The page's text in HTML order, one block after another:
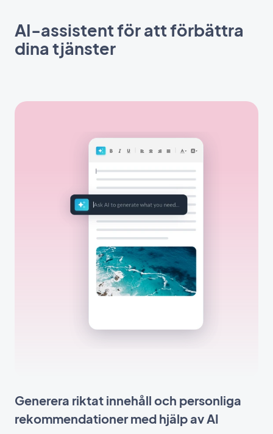
AI-assistent för att förbättra
dina tjänster
Generera riktat innehåll och personliga
rekommendationer med hjälp av AI